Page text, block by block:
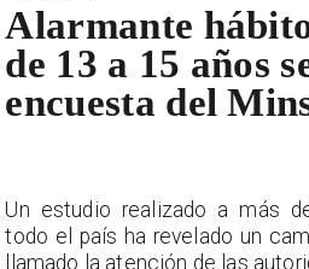
Alarmante
de 13 a 15 años
encuesta del
Un estudio realizado a más
todo el país ha revelado un
llamado la atención de las